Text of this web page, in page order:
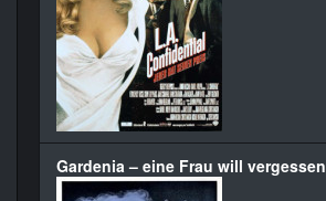
Gardenia – eine Frau will vergessen